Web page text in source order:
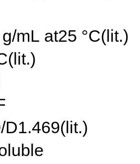
mL at25 °C(lit.)